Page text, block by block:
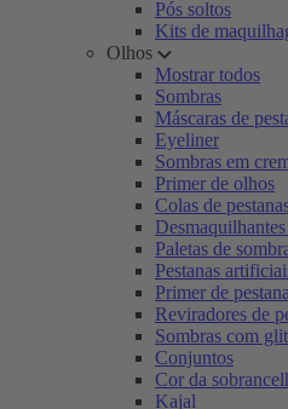
Pós soltos
Kits de
Olhos
Mostrar todos
Sombras
Máscaras de
Eyeliner
Sombras em
Primer de olhos
Colas de
Paletas de
Pestanas
Primer de
Reviradores de
Sombras com
Conjuntos
Cor da
Kajal